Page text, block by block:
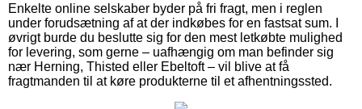
Enkelte online selskaber byder på fri fragt, men i reglen
under forudsætning af at der indkøbes for en fastsat sum. I
øvrigt burde du beslutte sig for den mest letkøbte mulighed
for levering, som gerne – uafhængig om man befinder sig
nær Herning, Thisted eller Ebeltoft – vil blive at få
fragtmanden til at køre produkterne til et afhentningssted.